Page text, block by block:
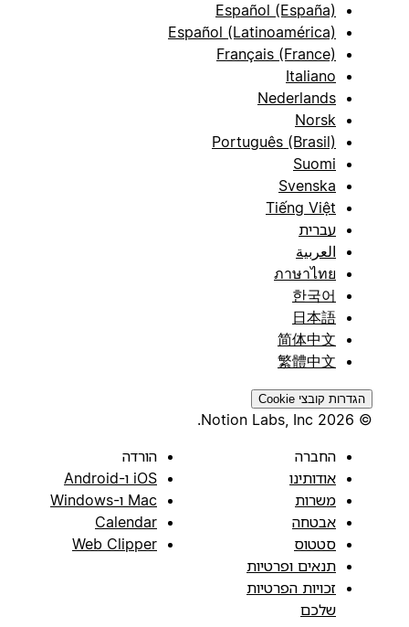
Español (España)
Español (Latinoamérica)
Français (France)
Italiano
Nederlands
Norsk
Português (Brasil)
Suomi
Svenska
Tiếng Việt
עברית
العربية
ภาษาไทย
한국어
日本語
简体中文
繁體中文
הגדרות קובצי Cookie
החברה
אודותינו
משרות
אבטחה
סטטוס
תנאים ופרטיות
זכויות הפרטיות
שלכם
הורדה
iOS ו-Android
Mac ו-Windows
Calendar
Web Clipper